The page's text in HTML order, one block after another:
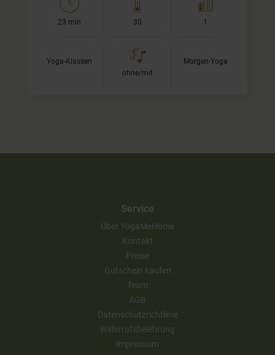
23 min 30 1
Yoga-Klassen
ohne/mit
Morgen-Yoga
Service
Über YogaMeHome
Kontakt
Preise
Gutschein kaufen
Team
AGB
Datenschutzrichtlinie
Widerrufsbelehrung
Impressum